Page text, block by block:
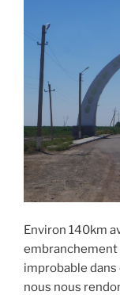
Environ 140km
embranchement
improbable
nous nous